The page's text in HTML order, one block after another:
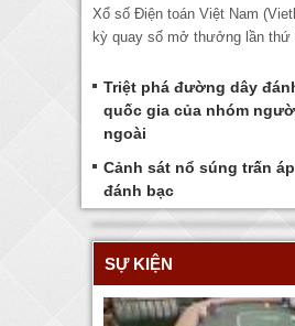
Xổ số Điện toán Việt Nam
kỳ quay số mở thưởng lần thứ
Triệt phá đường dây
quốc gia của nhóm
ngoài
Cảnh sát nổ súng trấn
đánh bạc
SỰ KIỆN